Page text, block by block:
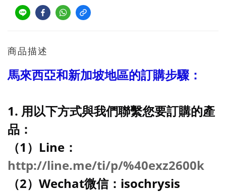
商品描述
馬來西亞和新加坡地區的訂購步驟：
1. 用以下方式與我們聯繫您要訂購的產
品：
（1）Line：
http://line.me/ti/p/%40exz2600k
（2）Wechat微信：isochrysis